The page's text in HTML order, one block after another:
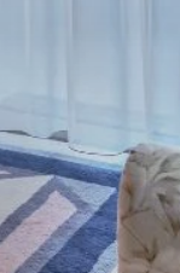
estilo ao